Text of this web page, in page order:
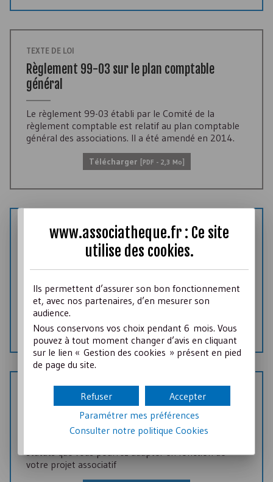
TEXTE DE LOI
Règlement 99-03 sur le plan comptable
général
Le règlement 99-03 établi par le Comité de la
règlement comptable est relatif au plan comptable
général des associations. Il a été amendé en 2014.
Télécharger PDF- 2,3 Mo]
MODÈLE DE DOC
Statuts Alsace Moselle
répond aux besoins spécifiques de la réglementation
des associations en Alsace Moselle
Télécharger[DOC- 39 Ko]
MODÈLE DE DOC
Modèle de statuts
Associathèque vous propose un modèle type de
statuts que vous pourrez adapter en fonction de
votre projet associatif
www.associatheque.fr : Ce site
utilise des cookies.
Ils permettent d’assurer son bon fonctionnement
et, avec nos partenaires, d’en mesurer son
audience.
Nous conservons vos choix pendant 6 mois. Vous
pouvez à tout moment changer d’avis en cliquant
sur le lien « Gestion des cookies » présent en pied
de page du site.
Accepter
Refuser
Paramétrer mes préférences
Consulter notre politiqueCookies